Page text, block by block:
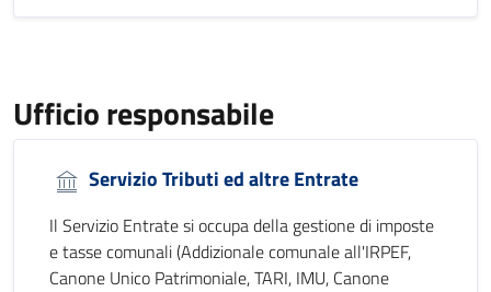
Ufficio responsabile
Servizio Tributi ed altre Entrate
Il Servizio Entrate si occupa della gestione di imposte
e tasse comunali (Addizionale comunale all'IRPEF,
Canone Unico Patrimoniale, TARI, IMU, Canone